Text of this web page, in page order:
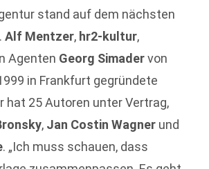
stand auf dem nächsten
Alf Mentzer, hr2-kultur,
Agenten Georg Simadervon
in Frankfurt gegründete
hat 25 Autoren unter Vertrag,
, Jan Costin Wagner und
. „Ich muss schauen, dass